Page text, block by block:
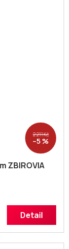
2 211 Kč
–5 %
ZBIROVIA
Detail